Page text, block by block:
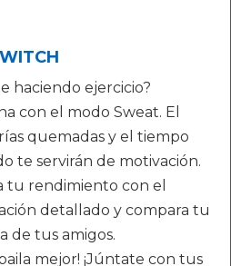
haciendo ejercicio?
con el modo Sweat. El
quemadas y el tiempo
te servirán de motivación.
tu rendimiento con el
detallado y compara tu
de tus amigos.
mejor! ¡Júntate con tus